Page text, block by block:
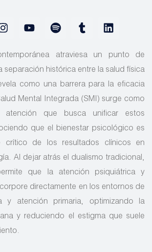
atraviesa un punto de
separación histórica entre la salud física
como una barrera para la eficacia
Mental Integrada (SMI) surge como
que busca unificar estos
que el bienestar psicológico es
crítico de los resultados clínicos en
Al dejar atrás el dualismo tradicional,
que la atención psiquiátrica y
directamente en los entornos de
y atención primaria, optimizando la
y reduciendo el estigma que suele